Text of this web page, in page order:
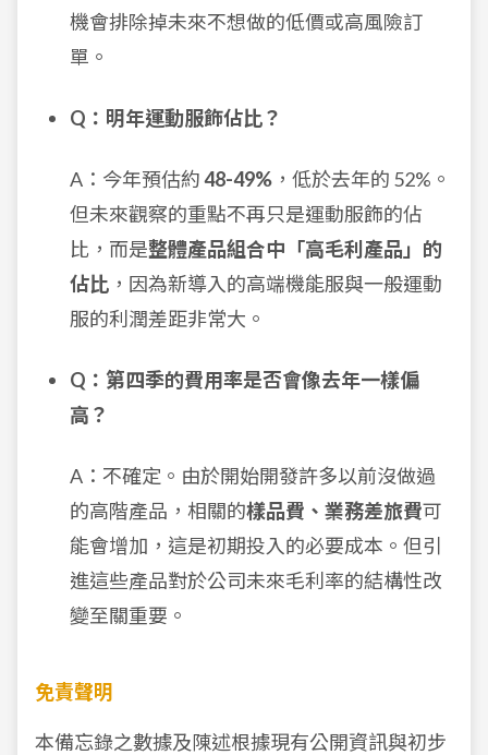
機會排除掉未來不想做的低價或高風險訂
單。
Q：明年運動服飾佔比？
A：今年預估約48-49% ，低於去年的 52%。
但未來觀察的重點不再只是運動服飾的佔
比，而是整體產品組合中「高毛利產品」的
佔比 ，因為新導入的高端機能服與一般運動
服的利潤差距非常大。
Q：第四季的費用率是否會像去年一樣偏
高？
A：不確定。由於開始開發許多以前沒做過
的高階產品，相關的樣品費、業務差旅費可
能會增加，這是初期投入的必要成本。但引
進這些產品對於公司未來毛利率的結構性改
變至關重要。
免責聲明
本備忘錄之數據及陳述根據現有公開資訊與初步